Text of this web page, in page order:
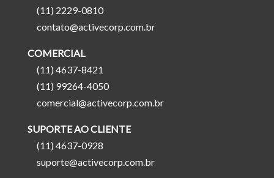
(11) 2229-0810
contato@activecorp.com.br
COMERCIAL
(11) 4637-8421
(11) 99264-4050
comercial@activecorp.com.br
SUPORTE AO CLIENTE
(11) 4637-0928
suporte@activecorp.com.br